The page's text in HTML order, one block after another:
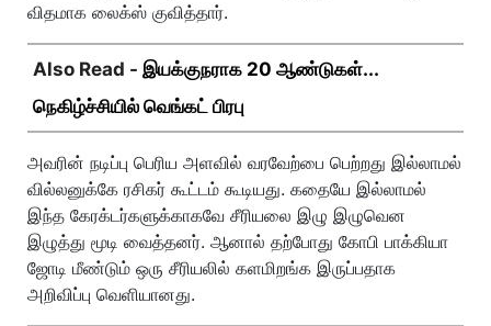
விதமாக லைக்ஸ் குவித்தார்.
Also Read - இயக்குநராக 20 ஆண்டுகள்...
நெகிழ்ச்சியில் வெங்கட் பிரபு
அவரின் நடிப்பு பெரிய அளவில் வரவேற்பை பெற்றது இல்லாமல்
வில்லனுக்கே ரசிகர் கூட்டம் கூடியது. கதையே இல்லாமல்
இந்த கேரக்டர்களுக்காகவே சீரியலை இழு இழுவென
இழுத்து மூடி வைத்தனர். ஆனால் தற்போது கோபி பாக்கியா
ஜோடி மீண்டும் ஒரு சீரியலில் களமிறங்க இருப்பதாக
அறிவிப்பு வெளியானது.